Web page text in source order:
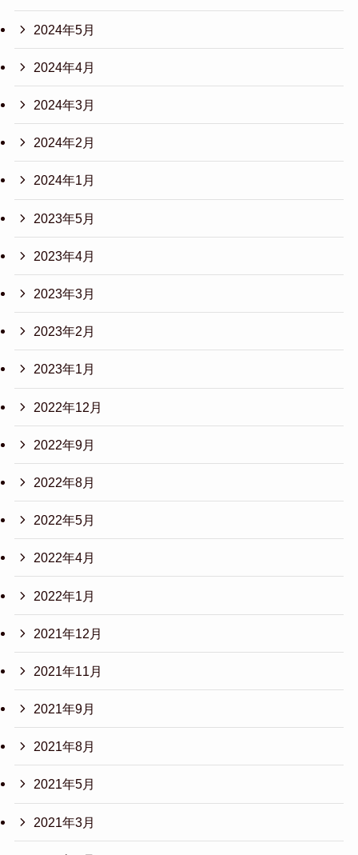
2024年5月
2024年4月
2024年3月
2024年2月
2024年1月
2023年5月
2023年4月
2023年3月
2023年2月
2023年1月
2022年12月
2022年9月
2022年8月
2022年5月
2022年4月
2022年1月
2021年12月
2021年11月
2021年9月
2021年8月
2021年5月
2021年3月